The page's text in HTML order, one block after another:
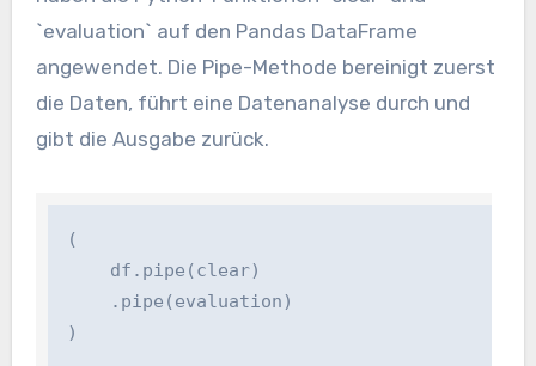
`evaluation` auf den Pandas DataFrame
angewendet. Die Pipe-Methode bereinigt zuerst
die Daten, führt eine Datenanalyse durch und
gibt die Ausgabe zurück.
(
    df.pipe(clear)
    .pipe(evaluation)
)